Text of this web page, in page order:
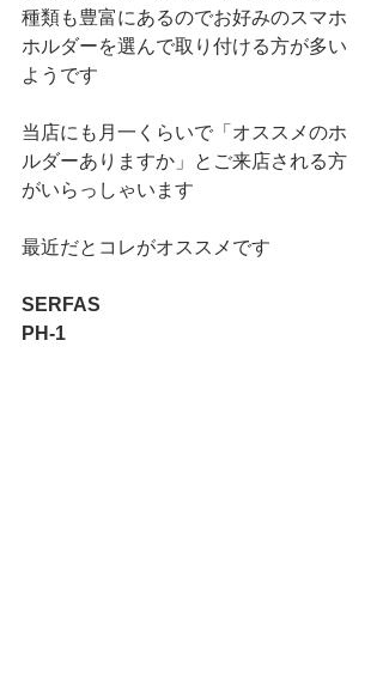
種類も豊富にあるのでお好みのスマホ
ホルダーを選んで取り付ける方が多い
ようです
当店にも月一くらいで「オススメのホ
ルダーありますか」とご来店される方
がいらっしゃいます
最近だとコレがオススメです
SERFAS
PH-1